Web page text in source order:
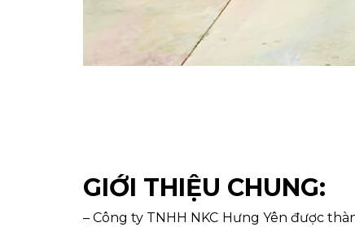
GIỚI THIỆU CHUNG:
– Công ty TNHH NKC Hưng Yên được